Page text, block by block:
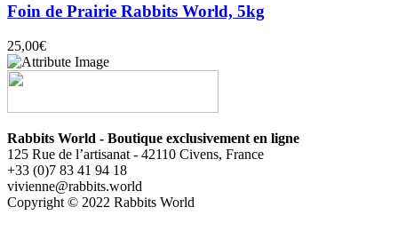
Foin de Prairie Rabbits World, 5kg
25,00€
Rabbits World - Boutique exclusivement en ligne
125 Rue de l’artisanat - 42110 Civens, France
+33 (0)7 83 41 94 18
vivienne@rabbits.world
Copyright © 2022 Rabbits World